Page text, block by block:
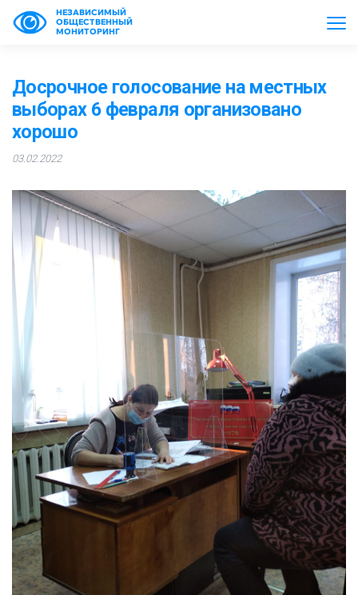
НЕЗАВИСИМЫЙ
ОБЩЕСТВЕННЫЙ
МОНИТОРИНГ
Досрочное голосование на местных
выборах 6 февраля организовано
хорошо
03.02.2022